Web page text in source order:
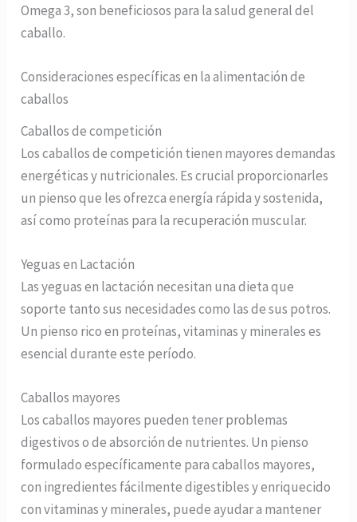
Omega 3, son beneficiosos para la salud general del
caballo.
Consideraciones específicas en la alimentación de
caballos
Caballos de competición
Los caballos de competición tienen mayores demandas
energéticas y nutricionales. Es crucial proporcionarles
un pienso que les ofrezca energía rápida y sostenida,
así como proteínas para la recuperación muscular.
Yeguas en Lactación
Las yeguas en lactación necesitan una dieta que
soporte tanto sus necesidades como las de sus potros.
Un pienso rico en proteínas, vitaminas y minerales es
esencial durante este período.
Caballos mayores
Los caballos mayores pueden tener problemas
digestivos o de absorción de nutrientes. Un pienso
formulado específicamente para caballos mayores,
con ingredientes fácilmente digestibles y enriquecido
con vitaminas y minerales, puede ayudar a mantener